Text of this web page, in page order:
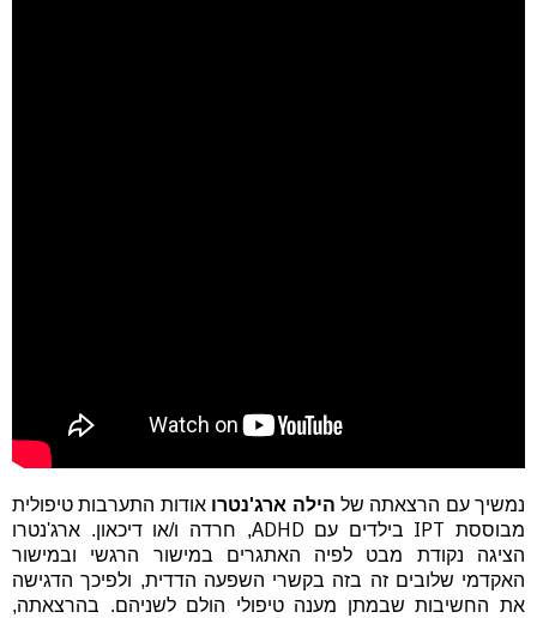
נמשיך עם הרצאתה של הילה ארג'נטרו אודות התערבות טיפולית
מבוססת IPT בילדים עם ADHD, חרדה ו/או דיכאון. ארג'נטרו
הציגה נקודת מבט לפיה האתגרים במישור הרגשי ובמישור
האקדמי שלובים זה בזה בקשרי השפעה הדדית, ולפיכך הדגישה
את החשיבות שבמתן מענה טיפולי הולם לשניהם. בהרצאתה,